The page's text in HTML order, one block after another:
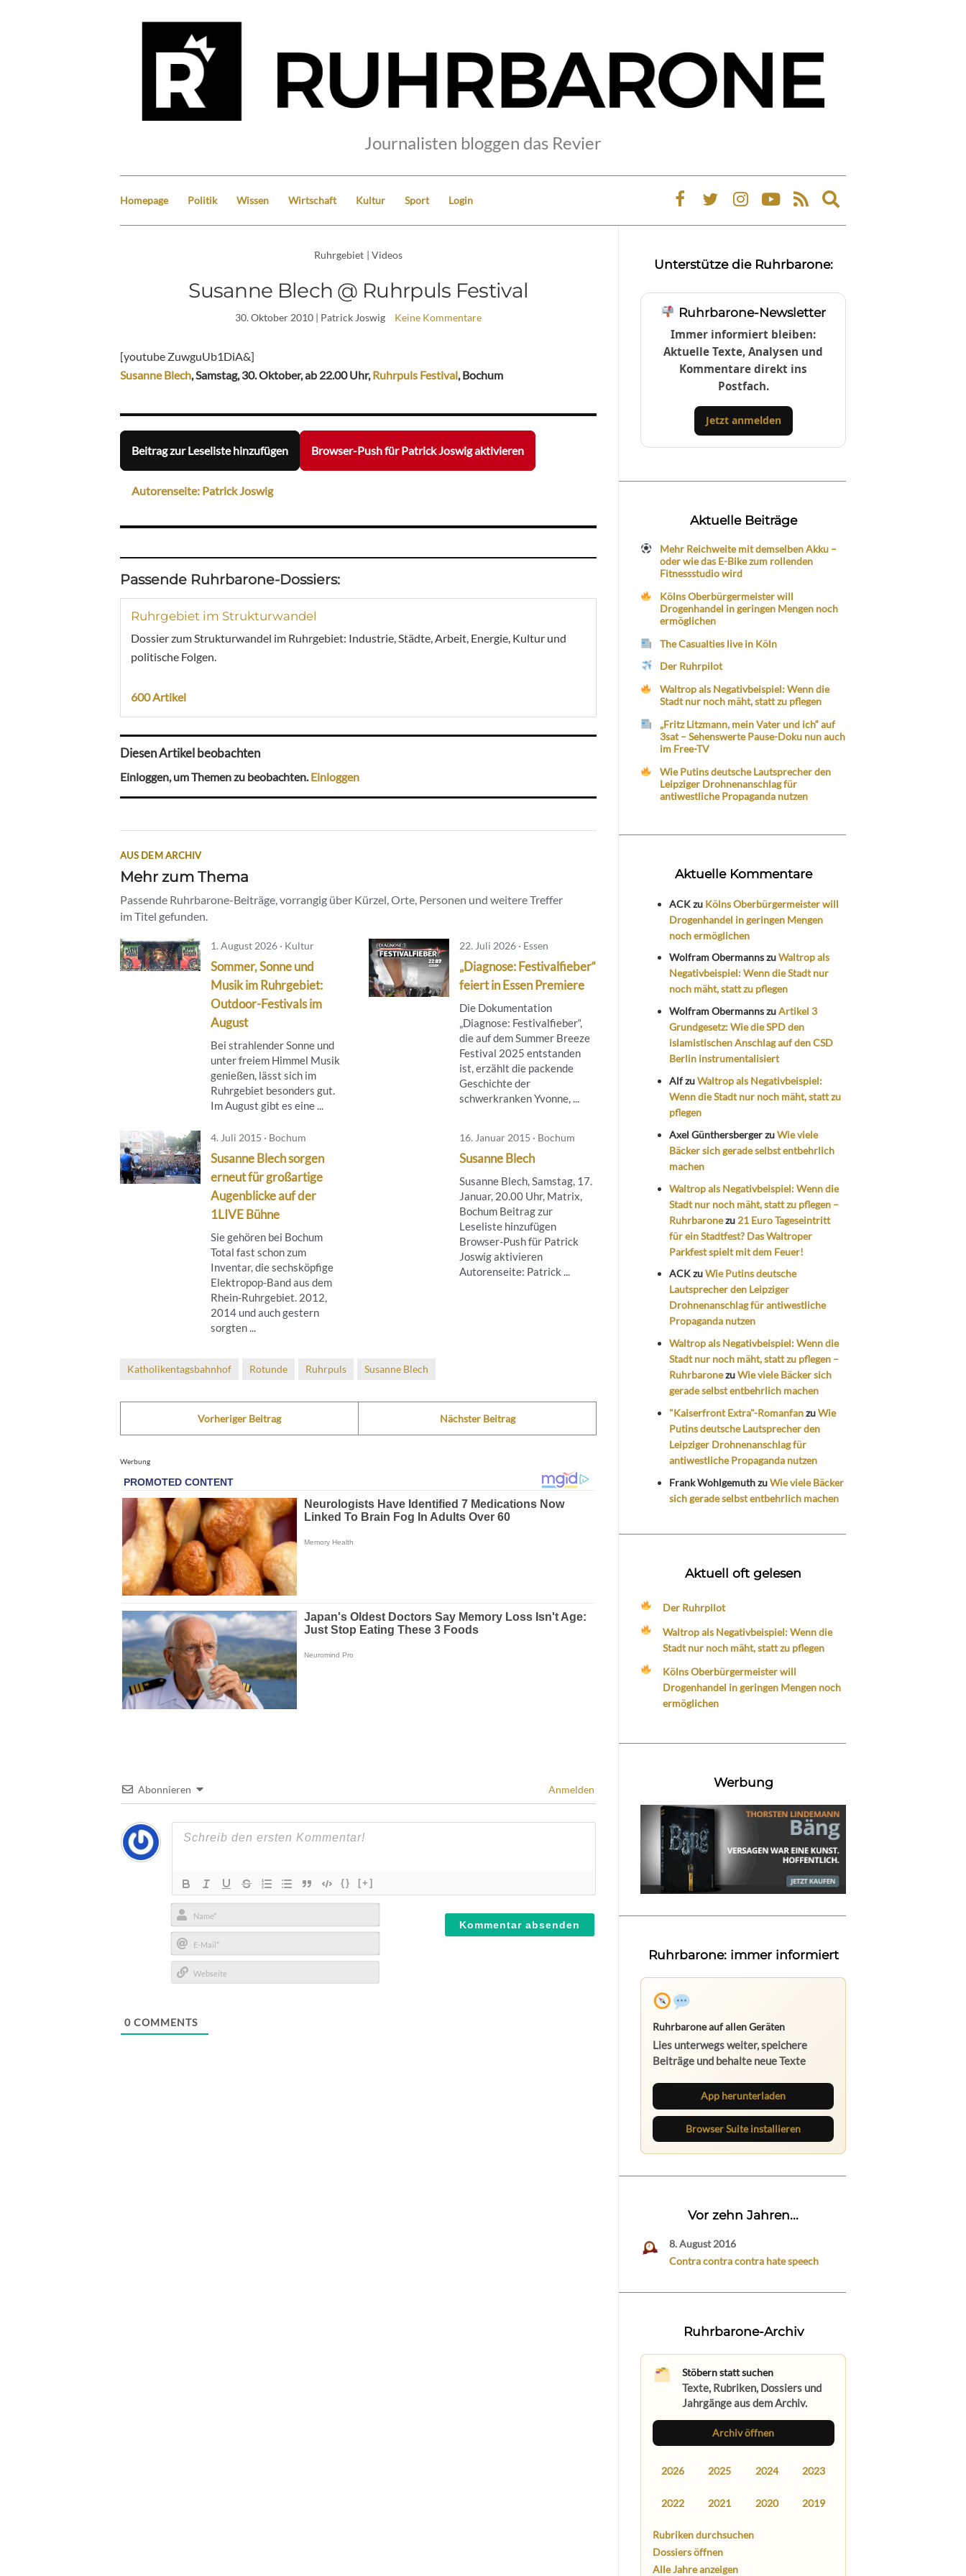
Journalisten bloggen das Revier
Homepage Politik Wissen Wirtschaft Kultur Sport Login
Expand
search
Ruhrgebiet | Videos
Susanne Blech @ Ruhrpuls Festival
30. Oktober 2010 | Patrick Joswig Keine Kommentare
[youtube ZuwguUb1DiA&]
Susanne Blech, Samstag, 30. Oktober, ab 22.00 Uhr, Ruhrpuls Festival, Bochum
Beitrag zur Leseliste hinzufügen Browser-Push für Patrick Joswig aktivieren
Autorenseite: Patrick Joswig
Passende Ruhrbarone-Dossiers:
Ruhrgebiet im Strukturwandel
Dossier zum Strukturwandel im Ruhrgebiet: Industrie, Städte, Arbeit, Energie, Kultur und
politische Folgen.
600 Artikel
Diesen Artikel beobachten
Einloggen, um Themen zu beobachten.Einloggen
AUS DEM ARCHIV
Mehr zum Thema
Passende Ruhrbarone-Beiträge, vorrangig über Kürzel, Orte, Personen und weitere Treffer
im Titel gefunden.
1. August 2026 · Kultur
Sommer, Sonne und
Musik im Ruhrgebiet:
Outdoor-Festivals im
August
Bei strahlender Sonne und
unter freiem Himmel Musik
genießen, lässt sich im
Ruhrgebiet besonders gut.
Im August gibt es eine ...
22. Juli 2026 · Essen
„Diagnose: Festivalfieber“
feiert in Essen Premiere
Die Dokumentation
„Diagnose: Festivalfieber“,
die auf dem Summer Breeze
Festival 2025 entstanden
ist, erzählt die packende
Geschichte der
schwerkranken Yvonne, ...
4. Juli 2015 · Bochum
Susanne Blech sorgen
erneut für großartige
Augenblicke auf der
1LIVE Bühne
Sie gehören bei Bochum
Total fast schon zum
Inventar, die sechsköpfige
Elektropop-Band aus dem
Rhein-Ruhrgebiet. 2012,
2014 und auch gestern
sorgten ...
16. Januar 2015 · Bochum
Susanne Blech
Susanne Blech, Samstag, 17.
Januar, 20.00 Uhr, Matrix,
Bochum Beitrag zur
Leseliste hinzufügen
Browser-Push für Patrick
Joswig aktivieren
Autorenseite: Patrick ...
Katholikentagsbahnhof Rotunde Ruhrpuls Susanne Blech
Vorheriger Beitrag Nächster Beitrag
Werbung
Abonnieren Anmelden
{} [+]
Name*
E-
Mail*
0 COMMENTS
Unterstütze die Ruhrbarone:
Ruhrbarone-Newsletter
Immer informiert bleiben:
Aktuelle Texte, Analysen und
Kommentare direkt ins
Postfach.
Jetzt anmelden
Aktuelle Beiträge
Mehr Reichweite mit demselben Akku –
oder wie das E-Bike zum rollenden
Fitnessstudio wird
Kölns Oberbürgermeister will
Drogenhandel in geringen Mengen noch
ermöglichen
The Casualties live in Köln
Der Ruhrpilot
Waltrop als Negativbeispiel: Wenn die
Stadt nur noch mäht, statt zu pflegen
„Fritz Litzmann, mein Vater und ich“ auf
3sat – Sehenswerte Pause-Doku nun auch
im Free-TV
Wie Putins deutsche Lautsprecher den
Leipziger Drohnenanschlag für
antiwestliche Propaganda nutzen
Aktuelle Kommentare
ACKzu Kölns Oberbürgermeister will
Drogenhandel in geringen Mengen
noch ermöglichen
Wolfram ObermannszuWaltrop als
Negativbeispiel: Wenn die Stadt nur
noch mäht, statt zu pflegen
Wolfram ObermannszuArtikel 3
Grundgesetz: Wie die SPD den
islamistischen Anschlag auf den CSD
Berlin instrumentalisiert
AlfzuWaltrop als Negativbeispiel:
Wenn die Stadt nur noch mäht, statt zu
pflegen
Axel GünthersbergerzuWie viele
Bäcker sich gerade selbst entbehrlich
machen
Waltrop als Negativbeispiel: Wenn die
Stadt nur noch mäht, statt zu pflegen –
Ruhrbaronezu 21 Euro Tageseintritt
für ein Stadtfest? Das Waltroper
Parkfest spielt mit dem Feuer!
ACKzuWie Putins deutsche
Lautsprecher den Leipziger
Drohnenanschlag für antiwestliche
Propaganda nutzen
Waltrop als Negativbeispiel: Wenn die
Stadt nur noch mäht, statt zu pflegen –
RuhrbaronezuWie viele Bäcker sich
gerade selbst entbehrlich machen
"Kaiserfront Extra"-RomanfanzuWie
Putins deutsche Lautsprecher den
Leipziger Drohnenanschlag für
antiwestliche Propaganda nutzen
Frank WohlgemuthzuWie viele Bäcker
sich gerade selbst entbehrlich machen
Aktuell oft gelesen
Der Ruhrpilot
Waltrop als Negativbeispiel: Wenn die
Stadt nur noch mäht, statt zu pflegen
Kölns Oberbürgermeister will
Drogenhandel in geringen Mengen noch
ermöglichen
Werbung
Ruhrbarone: immer informiert
Ruhrbarone auf allen Geräten
Lies unterwegs weiter, speichere
Beiträge und behalte neue Texte
App herunterladen
Browser Suite installieren
Vor zehn Jahren...
8. August 2016
Contra contra contra hate speech
Ruhrbarone-Archiv
Stöbern statt suchen
Texte, Rubriken, Dossiers und
Jahrgänge aus dem Archiv.
Archiv öffnen
2026 2025 2024 2023
2022 2021 2020 2019
Rubriken durchsuchen
Dossiers öffnen
Alle Jahre anzeigen